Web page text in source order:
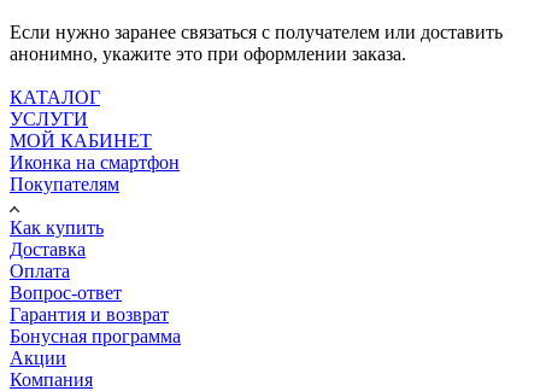
Если нужно заранее связаться с получателем или доставить
анонимно, укажите это при оформлении заказа.
КАТАЛОГ
УСЛУГИ
МОЙ КАБИНЕТ
Иконка на смартфон
Покупателям
Как купить
Доставка
Оплата
Вопрос-ответ
Гарантия и возврат
Бонусная программа
Акции
Компания